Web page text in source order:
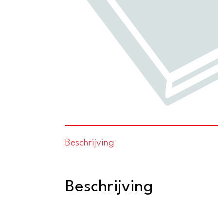
Beschrijving
Beschrijving